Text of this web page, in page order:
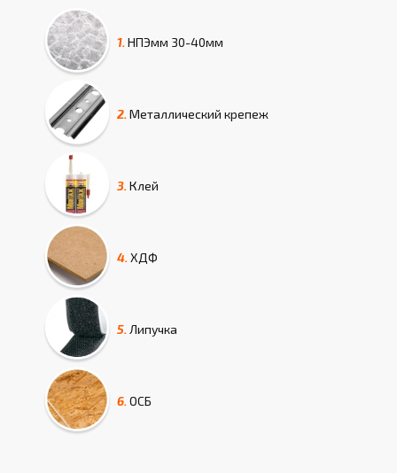
1. НПЭмм 30-40мм
2. Металлический крепеж
3. Клей
4. ХДФ
5. Липучка
6. ОСБ